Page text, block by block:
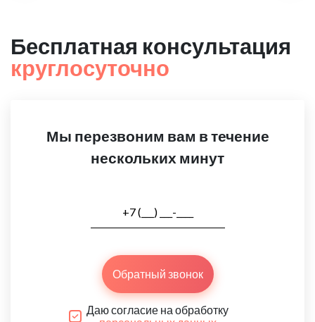
Бесплатная консультация
круглосуточно
Мы перезвоним вам в течение
нескольких минут
Обратный звонок
Даю согласие на обработку